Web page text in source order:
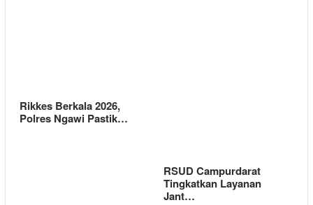
Rikkes Berkala 2026,
Polres Ngawi Pastik…
RSUD Campurdarat
Tingkatkan Layanan
Jant…